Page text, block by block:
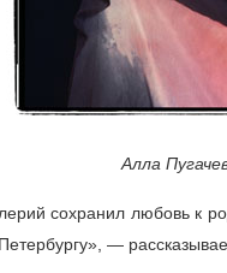
Алла
сохранил любовь к
—